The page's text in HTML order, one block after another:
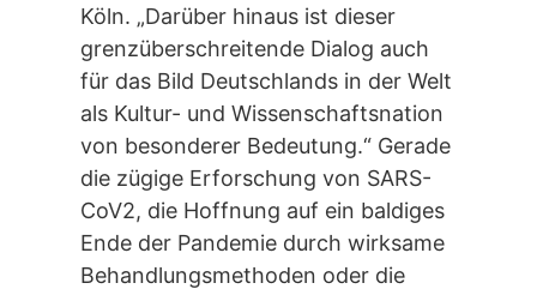
Köln. „Darüber hinaus ist dieser
grenzüberschreitende Dialog auch
für das Bild Deutschlands in der Welt
als Kultur- und Wissenschaftsnation
von besonderer Bedeutung.“ Gerade
die zügige Erforschung von SARS-
CoV2, die Hoffnung auf ein baldiges
Ende der Pandemie durch wirksame
Behandlungsmethoden oder die